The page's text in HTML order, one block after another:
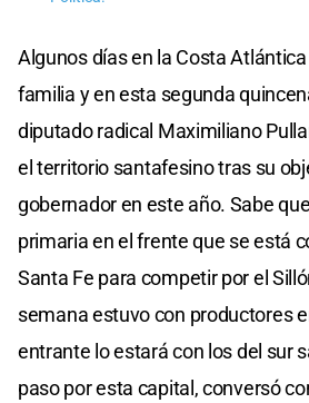
Algunos días en la Costa
familia y en esta segunda
diputado radical Maximiliano
el territorio santafesino tras su
gobernador en este año. Sabe
primaria en el frente que se está
Santa Fe para competir por el
semana estuvo con productores
entrante lo estará con los del sur
paso por esta capital, conversó